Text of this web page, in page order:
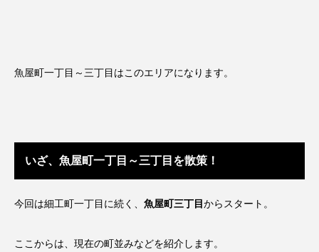
魚屋町一丁目～三丁目はこのエリアになります。
いざ、魚屋町一丁目～三丁目を散策！
今回は細工町一丁目に続く、 魚屋町三丁目からスタート。
ここからは、現在の町並みなどを紹介します。